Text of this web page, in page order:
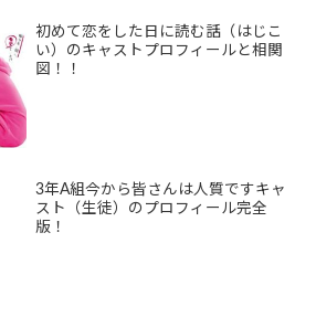
初めて恋をした日に読む話（はじこ
い）のキャストプロフィールと相関
図！！
3年A組今から皆さんは人質ですキャ
スト（生徒）のプロフィール完全
版！